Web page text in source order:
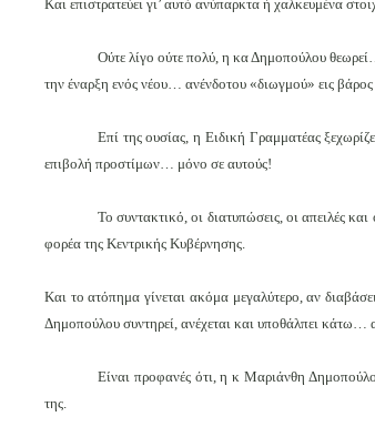
Και επιστρατεύει γι’ αυτό ανύπαρκτα ή χαλκευμένα
Ούτε λίγο ούτε πολύ, η κα Δημοπούλου
την έναρξη ενός νέου… ανένδοτου «διωγμού» εις
Επί της ουσίας, η Ειδική Γραμματέας
επιβολή προστίμων… μόνο σε αυτούς!
Το συντακτικό, οι διατυπώσεις, οι απειλές
φορέα της Κεντρικής Κυβέρνησης.
Και το ατόπημα γίνεται ακόμα μεγαλύτερο, αν
Δημοπούλου συντηρεί, ανέχεται και υποθάλπει
Είναι προφανές ότι, η κ Μαριάνθη
της.